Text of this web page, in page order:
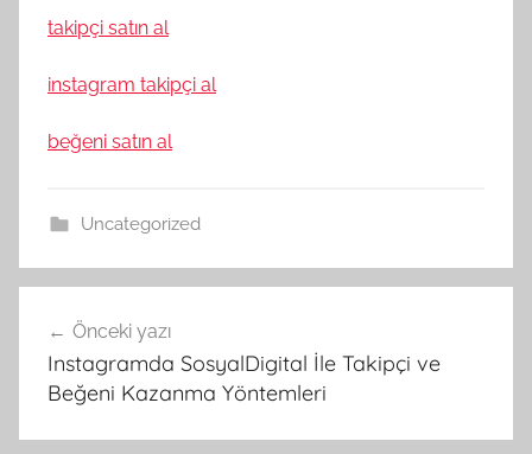
takipçi satın al
instagram takipçi al
beğeni satın al
Uncategorized
gezinmesi
Önceki yazı
Instagramda SosyalDigital İle Takipçi ve
Beğeni Kazanma Yöntemleri